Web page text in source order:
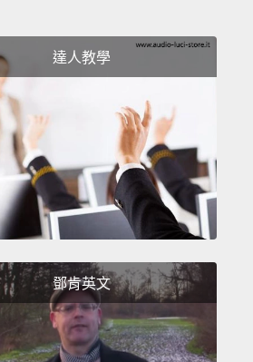
for someone to find my
我的屍體？
acting in lead roles for, like,
有二十年了欸。
I should check. Ah, but I'm
達人教學
鄧肯英文